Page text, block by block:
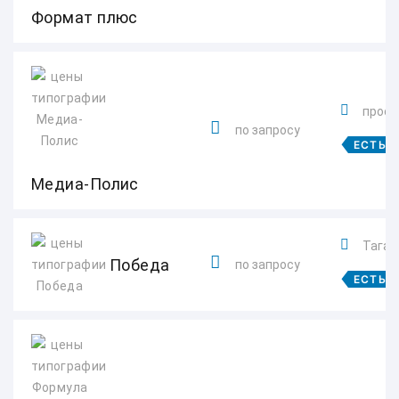
Формат плюс
Медиа-Полис
по запросу
ЕСТЬ
Победа по запросу
ЕСТЬ